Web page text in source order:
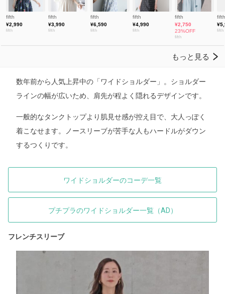
数年前から人気上昇中の「ワイドショルダー」。ショルダー
ラインの幅が広いため、肩先が程よく隠れるデザインです。
一般的なタンクトップより肌見せ感が控え目で、大人っぽく
着こなせます。ノースリーブが苦手な人もハードルがダウン
するつくりです。
ワイドショルダーのコーデ一覧
プチプラのワイドショルダー一覧（AD）
フレンチスリーブ